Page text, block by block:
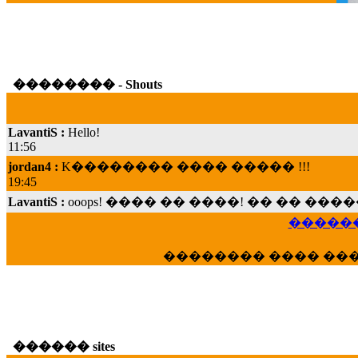
�������� - Shouts
11:56
jordan4 :
19:45
LavantiS :
���; ���� ��� ��� �������� ����
veronica :E���� 2012 ��� ����� ���
�������� ����
������ sites